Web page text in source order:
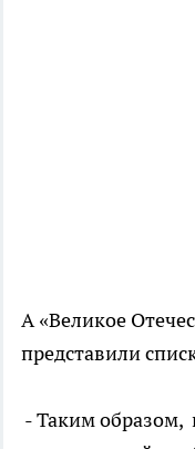
А «Великое
представили
- Таким образом,